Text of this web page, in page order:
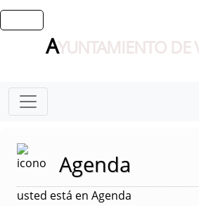
AYUNTAMIENTO DE
Agenda
usted está en Agenda